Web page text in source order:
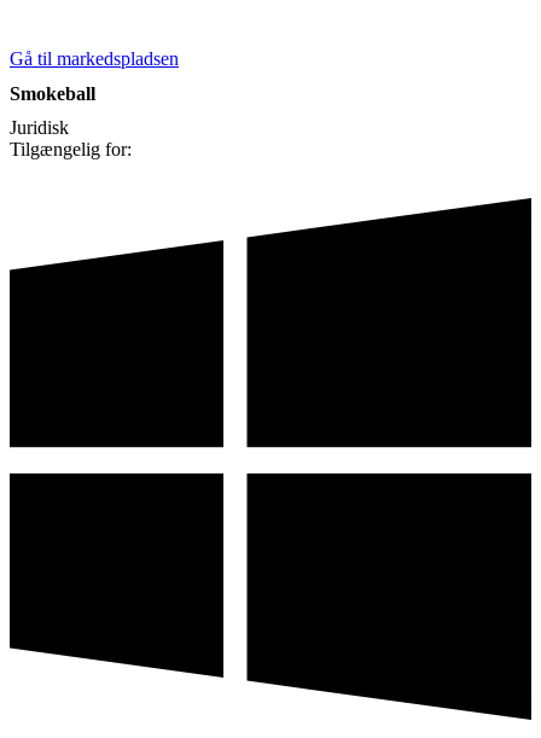
Gå til markedspladsen
Smokeball
Juridisk
Tilgængelig for: